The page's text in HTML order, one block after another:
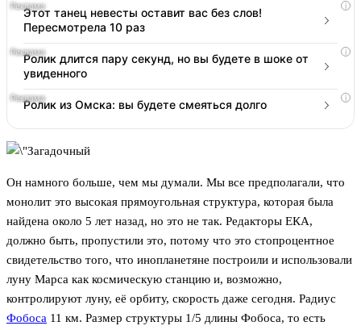
i
Этот танец невесты оставит вас без слов!
Пересмотрела 10 раз
i
Ролик длится пару секунд, но вы будете в шоке от
увиденного
i
Ролик из Омска: вы будете смеяться долго
Он намного больше, чем мы думали. Мы все предполагали, что
монолит это высокая прямоугольная структура, которая была
найдена около 5 лет назад, но это не так. Редакторы ЕКА,
должно быть, пропустили это, потому что это стопроцентное
свидетельство того, что инопланетяне построили и использовали
луну Марса как космическую станцию и, возможно,
контролируют луну, её орбиту, скорость даже сегодня. Радиус
Фобоса 11 км. Размер структуры 1/5 длины Фобоса, то есть